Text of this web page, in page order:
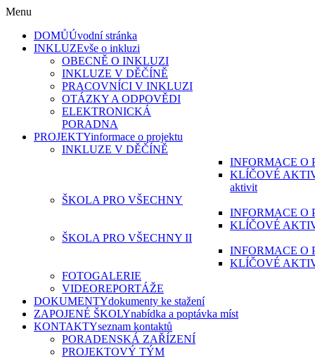
Menu
DOMŮÚvodní stránka
INKLUZEvše o inkluzi
OBECNĚ O INKLUZI
INKLUZE V DĚČÍNĚ
PRACOVNÍCI V INKLUZI
OTÁZKY A ODPOVĚDI
ELEKTRONICKÁ
PORADNA
PROJEKTYinformace o projektu
INKLUZE V DĚČÍNĚ
INFORMACE O
KLÍČOVÉ
aktivit
ŠKOLA PRO VŠECHNY
INFORMACE O
KLÍČOVÉ
ŠKOLA PRO VŠECHNY II
INFORMACE O
KLÍČOVÉ
FOTOGALERIE
VIDEOREPORTÁŽE
DOKUMENTYdokumenty ke stažení
ZAPOJENÉ ŠKOLYnabídka a poptávka míst
KONTAKTYseznam kontaktů
PORADENSKÁ ZAŘÍZENÍ
PROJEKTOVÝ TÝM